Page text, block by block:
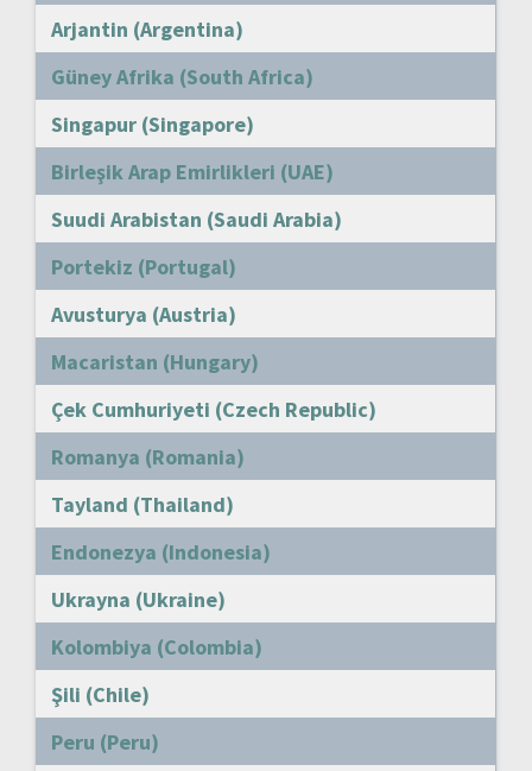
Arjantin (Argentina)
Güney Afrika (South Africa)
Singapur (Singapore)
Birleşik Arap Emirlikleri (UAE)
Suudi Arabistan (Saudi Arabia)
Portekiz (Portugal)
Avusturya (Austria)
Macaristan (Hungary)
Çek Cumhuriyeti (Czech Republic)
Romanya (Romania)
Tayland (Thailand)
Endonezya (Indonesia)
Ukrayna (Ukraine)
Kolombiya (Colombia)
Şili (Chile)
Peru (Peru)